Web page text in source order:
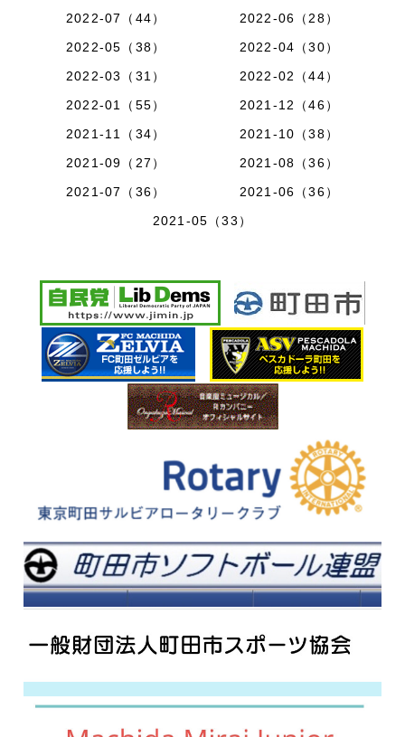
2022-07（44）
2022-06（28）
2022-05（38）
2022-04（30）
2022-03（31）
2022-02（44）
2022-01（55）
2021-12（46）
2021-11（34）
2021-10（38）
2021-09（27）
2021-08（36）
2021-07（36）
2021-06（36）
2021-05（33）